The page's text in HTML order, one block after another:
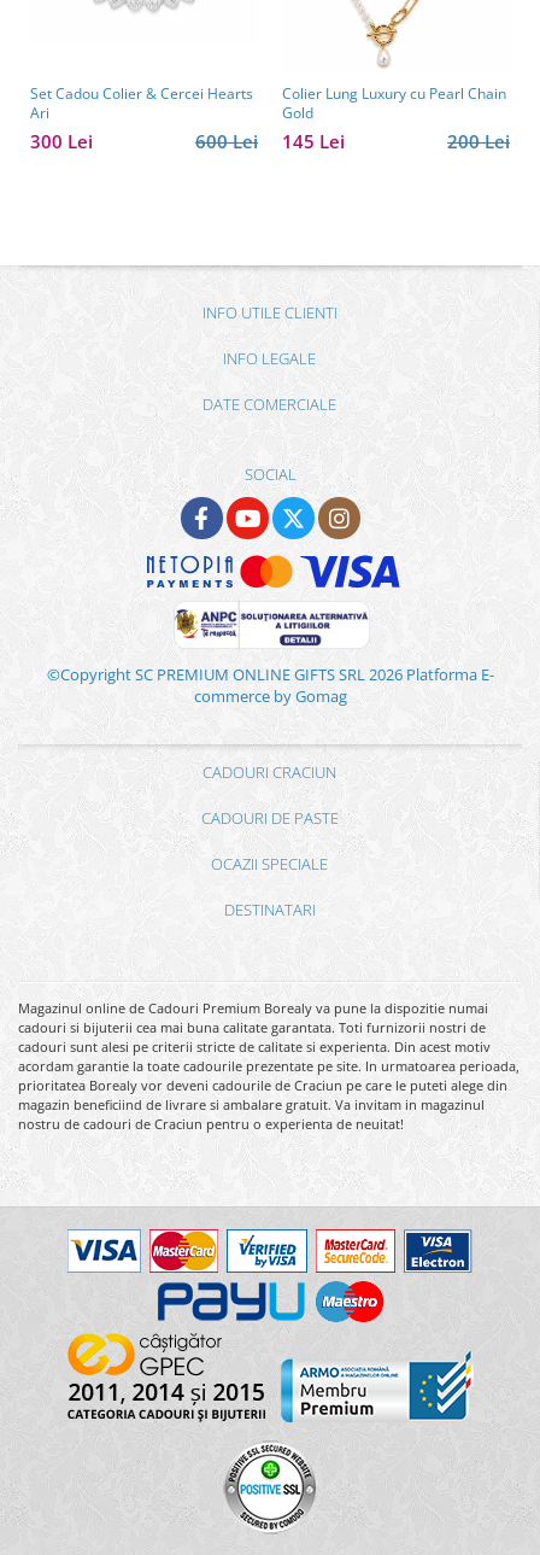
Set Cadou Colier & Cercei Hearts
Ari
600 Lei
300 Lei
Colier Lung Luxury cu Pearl Chain
Gold
200 Lei
145 Lei
INFO UTILE CLIENTI
INFO LEGALE
DATE COMERCIALE
SOCIAL
©Copyright SC PREMIUM ONLINE GIFTS SRL 2026 Platforma E-
commerce by Gomag
CADOURI CRACIUN
CADOURI DE PASTE
OCAZII SPECIALE
DESTINATARI
Magazinul online de Cadouri Premium Borealy va pune la dispozitie numai
cadouri si bijuterii cea mai buna calitate garantata. Toti furnizorii nostri de
cadouri sunt alesi pe criterii stricte de calitate si experienta. Din acest motiv
acordam garantie la toate cadourile prezentate pe site. In urmatoarea perioada,
prioritatea Borealy vor deveni cadourile de Craciun pe care le puteti alege din
magazin beneficiind de livrare si ambalare gratuit. Va invitam in magazinul
nostru de cadouri de Craciun pentru o experienta de neuitat!